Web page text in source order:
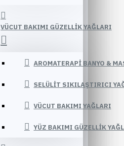
VÜCUT BAKIMI GÜZELLIK YAĞLARI
AROMATERAPI BANYO &
SELÜLIT SIKILAŞTIRICI
VÜCUT BAKIMI YAĞLARI
YÜZ BAKIMI GÜZELLIK